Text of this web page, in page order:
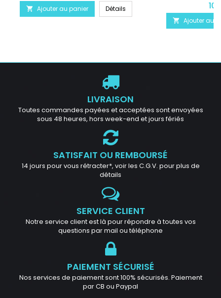
 Ajouter au panier Détails
 Ajouter au
LIVRAISON
Toutes commandes payées et acceptées sont envoyées
sous 48 heures, hors week-end et jours fériés
SATISFAIT OU REMBOURSÉ
14 jours pour vous rétracter*, voir les C.G.V. pour plus de
détails
SERVICE CLIENT
Notre service client est là pour répondre à toutes vos
questions par mail ou téléphone
PAIEMENT SÉCURISÉ
Nos services de paiement sont 100% sécurisés. Paiement
par CB ou Paypal